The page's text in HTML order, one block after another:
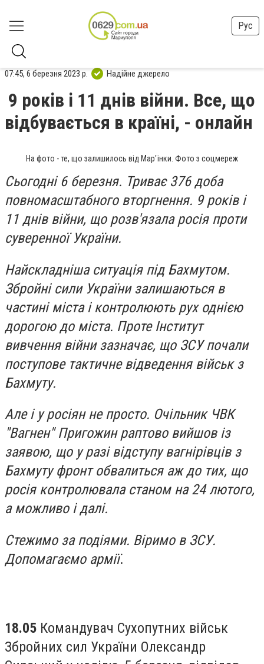
Рус
07:45, 6 березня 2023 р. Надійне джерело
9 років і 11 днів війни. Все, що
відбувається в країні, - онлайн
На фото - те, що залишилось від Мар'їнки. Фото з соцмереж
Сьогодні 6 березня. Триває 376 доба
повномасштабного вторгнення. 9 років і
11 днів війни, що розв'язала росія проти
суверенної України.
Найскладніша ситуація під Бахмутом.
Збройні сили України залишаються в
частині міста і контролюють рух однією
дорогою до міста. Проте Інститут
вивчення війни зазначає, що ЗСУ почали
поступове тактичне відведення військ з
Бахмуту.
Але і у росіян не просто. Очільник ЧВК
"Вагнен" Пригожин раптово вийшов із
заявою, що у разі відступу вагнірівців з
Бахмуту фронт обвалиться аж до тих, що
росія контролювала станом на 24 лютого,
а можливо і далі.
Стежимо за подіями. Віримо в ЗСУ.
Допомагаємо армії.
18.05 Командувач Сухопутних військ
Збройних сил України Олександр